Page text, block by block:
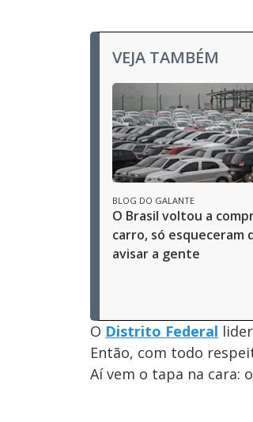
VEJA TAMBÉM
BLOG DO GALANTE
O Brasil voltou a
carro, só esqueceram
avisar a gente
O Distrito Federal
Então, com todo
Aí vem o tapa na cara: